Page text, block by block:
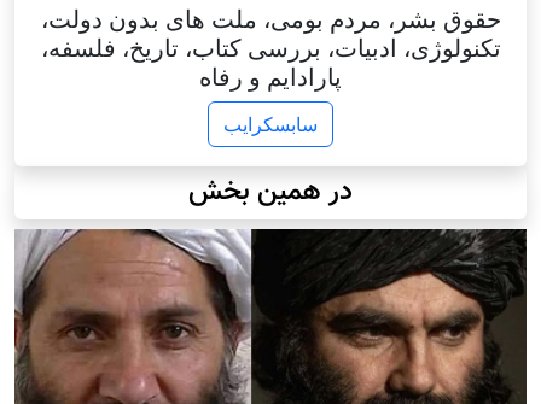
حقوق بشر، مردم بومی، ملت های بدون دولت،
تکنولوژی، ادبیات، بررسی کتاب، تاریخ، فلسفه،
پارادایم و رفاه
سابسکرایب
در همین بخش